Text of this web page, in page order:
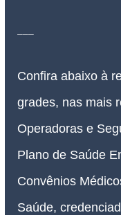
___
Confira abaixo à
grades, nas mais
Operadoras e
Plano de Saúde
Convênios
Saúde,